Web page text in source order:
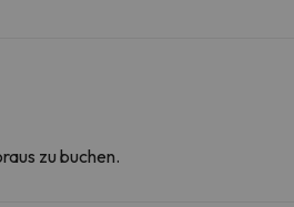
zu buchen.